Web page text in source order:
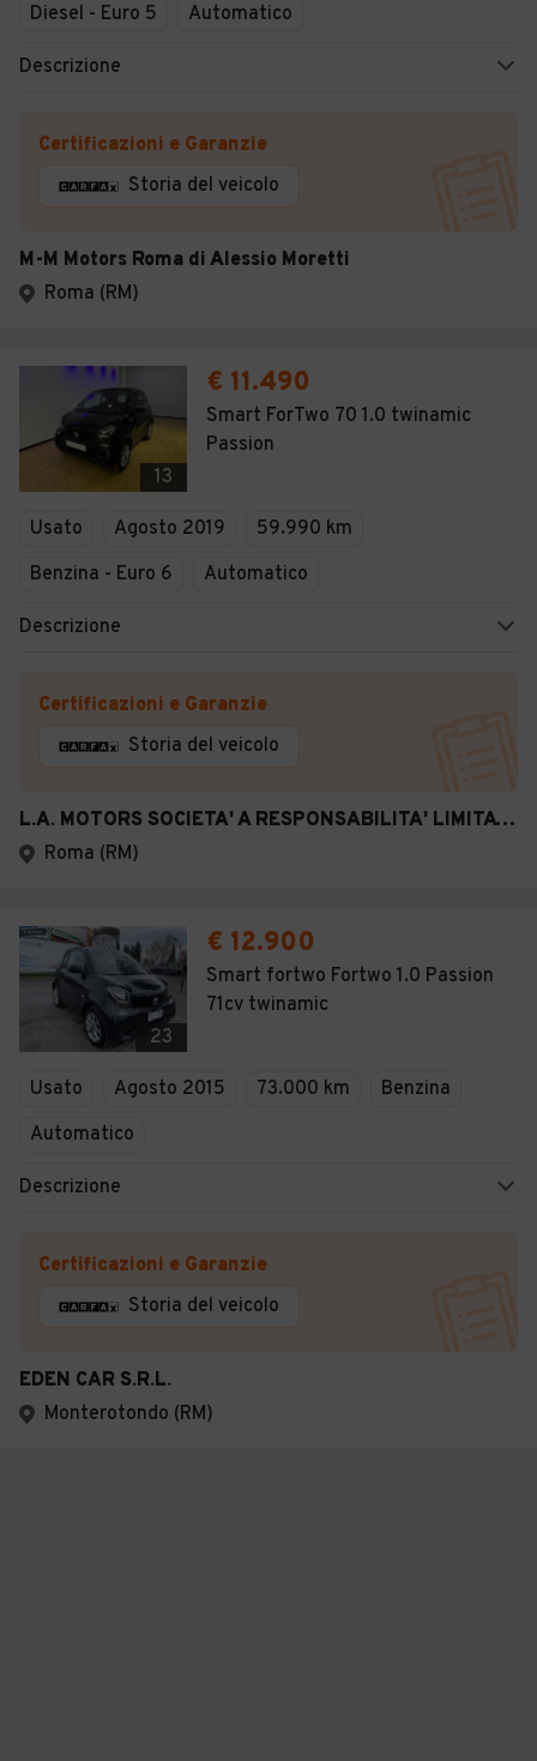
Diesel - Euro 5 Automatico
Descrizione
Certificazioni e Garanzie
Storia del veicolo
M-M Motors Roma di Alessio Moretti
Roma (RM)
13
€ 11.490
Smart ForTwo 70 1.0 twinamic
Passion
Usato Agosto 2019
59.990 km
Benzina - Euro 6
Automatico
Descrizione
Certificazioni e Garanzie
Storia del veicolo
L.A. MOTORS SOCIETA' A RESPONSABILITA' LIMITATA
Roma (RM)
23
€ 12.900
Smart fortwo Fortwo 1.0 Passion
71cv twinamic
Usato Agosto 2015 73.000 km
Benzina
Automatico
Descrizione
Certificazioni e Garanzie
Storia del veicolo
EDEN CAR S.R.L.
Monterotondo (RM)